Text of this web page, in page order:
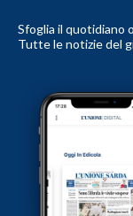
Sfoglia il quotidiano
Tutte le notizie del